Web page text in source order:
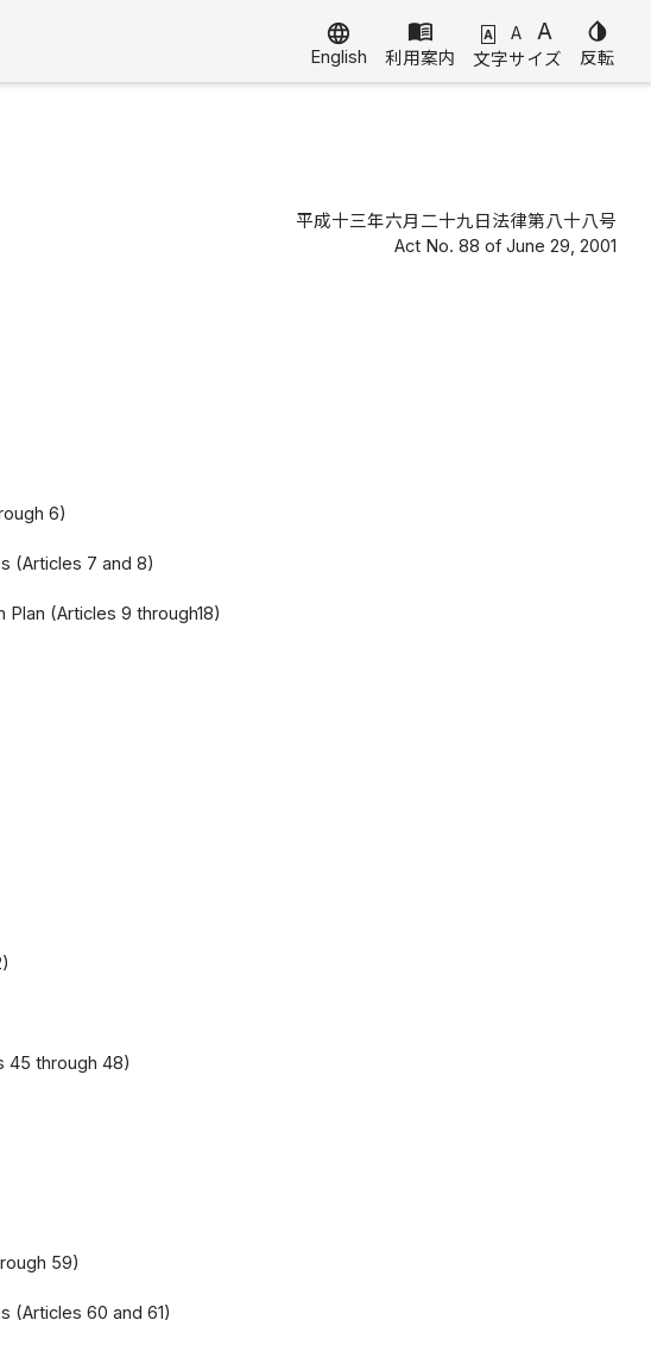
language
English
menu_book
利用案内
A A A
文字サイズ
invert_colors
反転
平成十三年六月二十九日法律第八十八号
Act No. 88 of June 29, 2001
6)
(Articles 7 and 8)
(Articles 9 through18)
45 through 48)
59)
(Articles 60 and 61)